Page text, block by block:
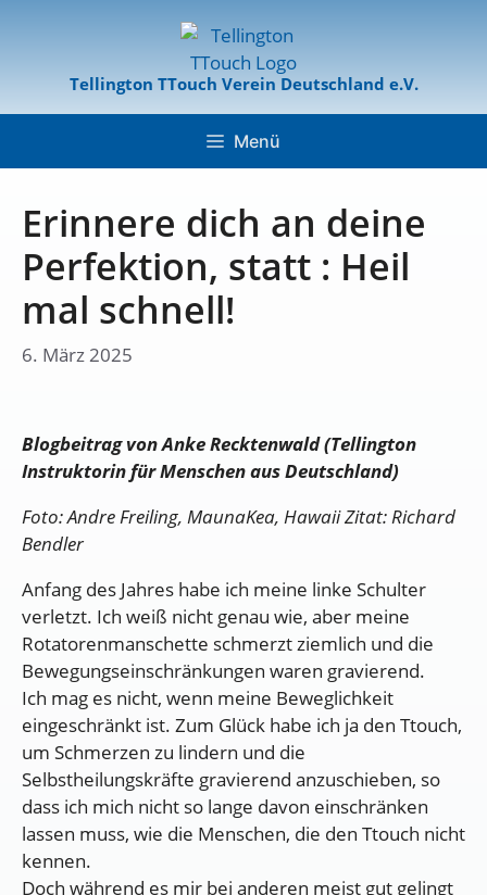
Tellington TTouch Verein Deutschland e.V.
Menü
Erinnere dich an deine
Perfektion, statt : Heil
mal schnell!
6. März 2025
Blogbeitrag von Anke Recktenwald (Tellington
Instruktorin für Menschen aus Deutschland)
Foto: Andre Freiling, MaunaKea, Hawaii Zitat: Richard
Bendler
Anfang des Jahres habe ich meine linke Schulter
verletzt. Ich weiß nicht genau wie, aber meine
Rotatorenmanschette schmerzt ziemlich und die
Bewegungseinschränkungen waren gravierend.
Ich mag es nicht, wenn meine Beweglichkeit
eingeschränkt ist. Zum Glück habe ich ja den Ttouch,
um Schmerzen zu lindern und die
Selbstheilungskräfte gravierend anzuschieben, so
dass ich mich nicht so lange davon einschränken
lassen muss, wie die Menschen, die den Ttouch nicht
kennen.
Doch während es mir bei anderen meist gut gelingt